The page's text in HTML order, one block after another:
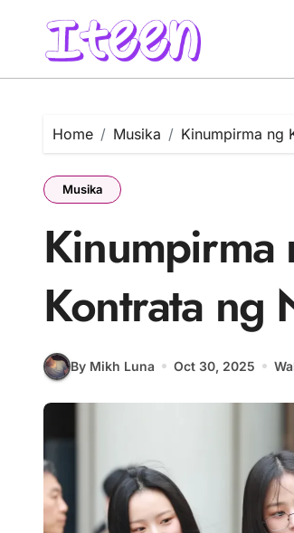
content
Home Musika Kinumpirma ng
Musika
Kontrata ng
By Mikh Luna Oct 30, 2025